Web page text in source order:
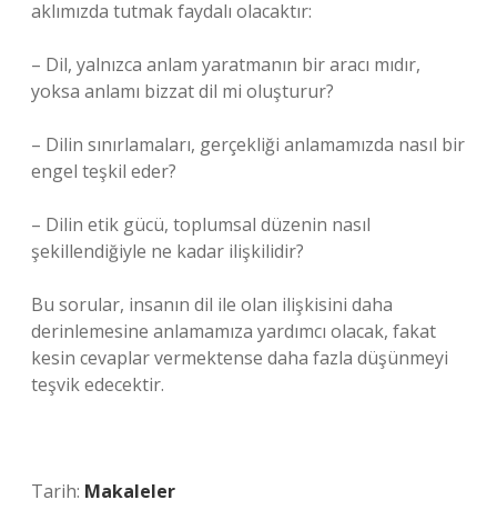
aklımızda tutmak faydalı olacaktır:
– Dil, yalnızca anlam yaratmanın bir aracı mıdır,
yoksa anlamı bizzat dil mi oluşturur?
– Dilin sınırlamaları, gerçekliği anlamamızda nasıl bir
engel teşkil eder?
– Dilin etik gücü, toplumsal düzenin nasıl
şekillendiğiyle ne kadar ilişkilidir?
Bu sorular, insanın dil ile olan ilişkisini daha
derinlemesine anlamamıza yardımcı olacak, fakat
kesin cevaplar vermektense daha fazla düşünmeyi
teşvik edecektir.
Tarih: Makaleler